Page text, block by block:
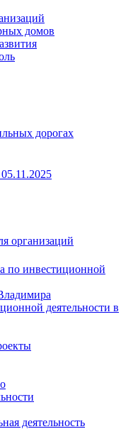
домов
дорогах
организаций
по инвестиционной
деятельности в
деятельность